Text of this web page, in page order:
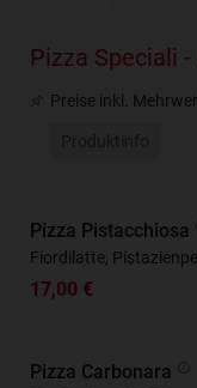
Pizza Speciali
Preise inkl.
Pizza Pistacchiosa
Fiordilatte,
17,00 €
Pizza Carbonara